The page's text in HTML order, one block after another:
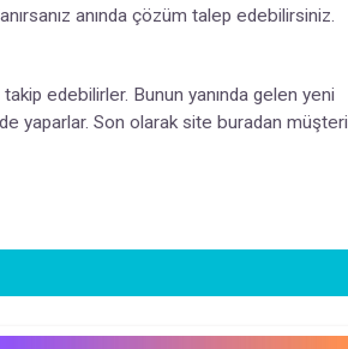
anında çözüm talep edebilirsiniz.
edebilirler. Bunun yanında gelen yeni
yaparlar. Son olarak site buradan müşteri